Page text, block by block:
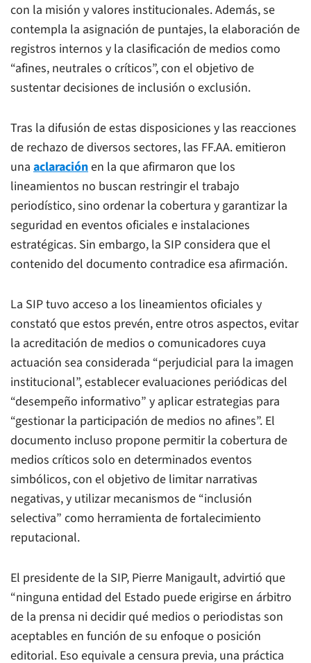
con la misión y valores institucionales. Además, se
contempla la asignación de puntajes, la elaboración de
registros internos y la clasificación de medios como
“afines, neutrales o críticos”, con el objetivo de
sustentar decisiones de inclusión o exclusión.
Tras la difusión de estas disposiciones y las reacciones
de rechazo de diversos sectores, las FF.AA. emitieron
una aclaraciónen la que afirmaron que los
lineamientos no buscan restringir el trabajo
periodístico, sino ordenar la cobertura y garantizar la
seguridad en eventos oficiales e instalaciones
estratégicas. Sin embargo, la SIP considera que el
contenido del documento contradice esa afirmación.
La SIP tuvo acceso a los lineamientos oficiales y
constató que estos prevén, entre otros aspectos, evitar
la acreditación de medios o comunicadores cuya
actuación sea considerada “perjudicial para la imagen
institucional”, establecer evaluaciones periódicas del
“desempeño informativo” y aplicar estrategias para
“gestionar la participación de medios no afines”. El
documento incluso propone permitir la cobertura de
medios críticos solo en determinados eventos
simbólicos, con el objetivo de limitar narrativas
negativas, y utilizar mecanismos de “inclusión
selectiva” como herramienta de fortalecimiento
reputacional.
El presidente de la SIP, Pierre Manigault, advirtió que
“ninguna entidad del Estado puede erigirse en árbitro
de la prensa ni decidir qué medios o periodistas son
aceptables en función de su enfoque o posición
editorial. Eso equivale a censura previa, una práctica